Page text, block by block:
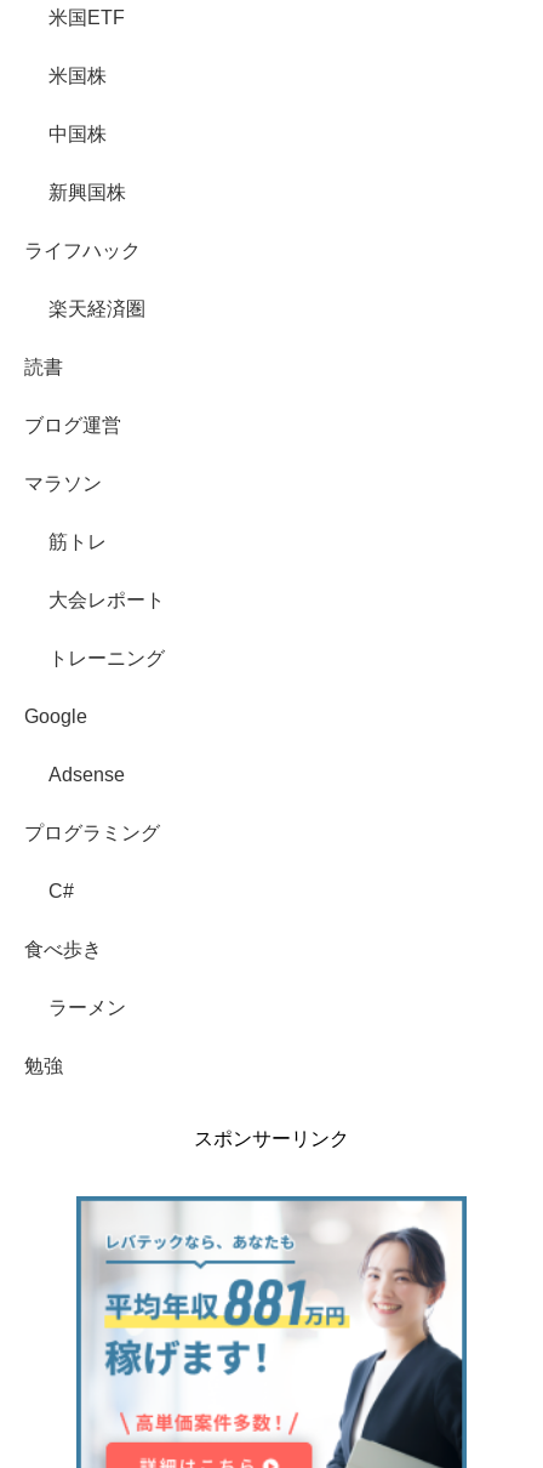
米国ETF
米国株
中国株
新興国株
ライフハック
楽天経済圏
読書
ブログ運営
マラソン
筋トレ
大会レポート
トレーニング
Google
Adsense
プログラミング
C#
食べ歩き
ラーメン
勉強
スポンサーリンク